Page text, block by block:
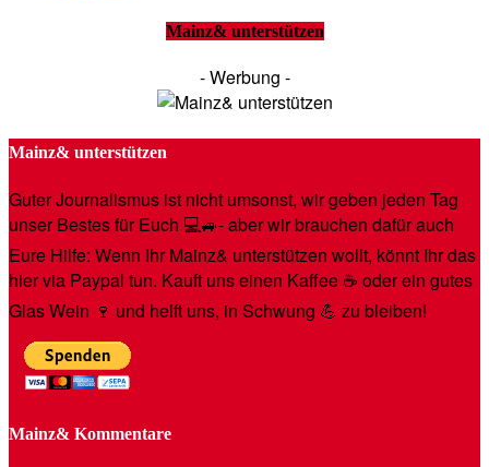
Mainz& unterstützen
- Werbung -
Mainz& unterstützen
Guter Journalismus ist nicht umsonst, wir geben jeden Tag
unser Bestes für Euch 💻🚙- aber wir brauchen dafür auch
Eure Hilfe: Wenn Ihr Mainz& unterstützen wollt, könnt Ihr das
hier via Paypal tun. Kauft uns einen Kaffee ☕️ oder ein gutes
Glas Wein 🍷 und helft uns, in Schwung 💪 zu bleiben!
Mainz& Kommentare